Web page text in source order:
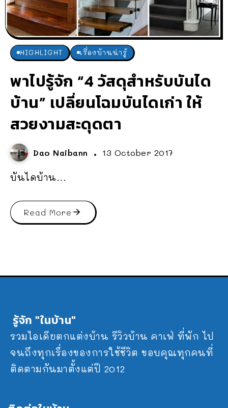
HIGHLIGHT เรื่องบ้านน่ารู้
พาไปรู้จัก “4 วัสดุสำหรับบันได
บ้าน” เปลี่ยนโฉมบันไดเก่า ให้
สวยงามสะดุดตา
Dao Naibann 13 October 2017
บันไดบ้าน...
Read More
รู้จัก "ในบ้าน"
รวมไอเดียตกแต่งบ้าน รีวิวบ้าน คาเฟ่ ที่พัก ไป
จนถึงทุกเรื่องของการใช้ชีวิต ขอบคุณทุกคนที่
ติดตามกันมาตั้งแต่ปี 2012